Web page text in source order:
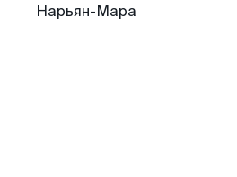
Нарьян-Мара